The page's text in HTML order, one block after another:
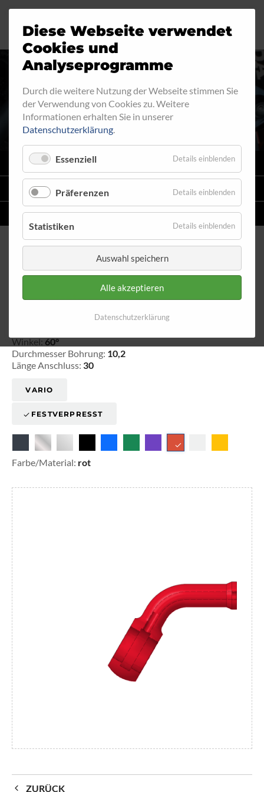
RINGFITTING 006
VARIO
STAHLFLEX -LEITUNGSKITS FÜR MOTORRÄDER
EINZELLEITUNGENNACH MASS
Ringfitting 006 Ø 10,2
Winkel: 60°
Durchmesser Bohrung: 10,2
Länge Anschluss: 30
VARIO
FESTVERPRESST
Farbe/Material: rot
ZURÜCK
Diese Webseite verwendet
Cookies und
Analyseprogramme
Durch die weitere Nutzung der Webseite stimmen Sie
der Verwendung von Cookies zu. Weitere
Informationen erhalten Sie in unserer
Datenschutzerklärung.
Essenziell Details einblenden
Präferenzen Details einblenden
Statistiken Details einblenden
Auswahl speichern
Alle akzeptieren
Datenschutzerklärung
Motorrad
Industrie
Automobil
Fahrrad
Ringfitting
Aussengewinde
Innengewinde
Hohlschrauben
Verteiler
Katalog
Jobs